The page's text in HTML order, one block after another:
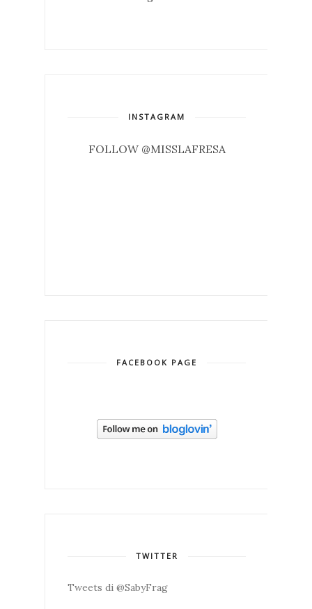
INSTAGRAM
FOLLOW @MISSLAFRESA
FACEBOOK PAGE
TWITTER
Tweets di @SabyFrag